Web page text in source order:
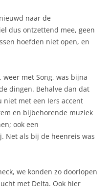
naar de
dus ontzettend mee, geen
hoefden niet open, en
weer met Song, was bijna
dingen. Behalve dan dat
met een Iers accent
en bijbehorende muziek
ook een
Net als bij de heenreis was
we konden zo doorlopen
met Delta. Ook hier